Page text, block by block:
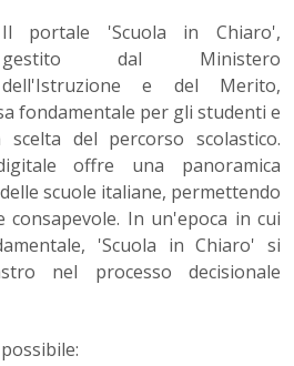
Il portale 'Scuola in Chiaro',
gestito dal Ministero
dell'Istruzione e del Merito,
fondamentale per gli studenti e
del percorso scolastico.
offre una panoramica
scuole italiane, permettendo
In un'epoca in cui
'Scuola in Chiaro' si
nel processo decisionale